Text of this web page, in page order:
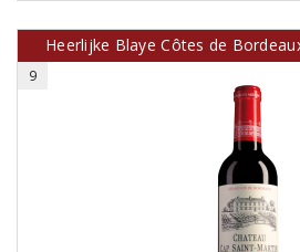
Heerlijke Blaye Côtes de
9